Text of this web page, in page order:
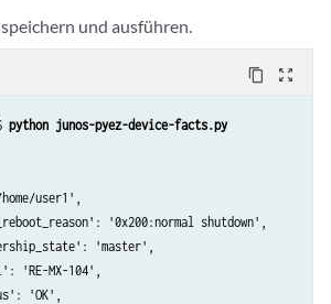
und ausführen.
content_copy zoom_out_map
python junos-pyez-device-facts.py
user1',
'0x200:normal shutdown',
'master',
'RE-MX-104',
'OK',